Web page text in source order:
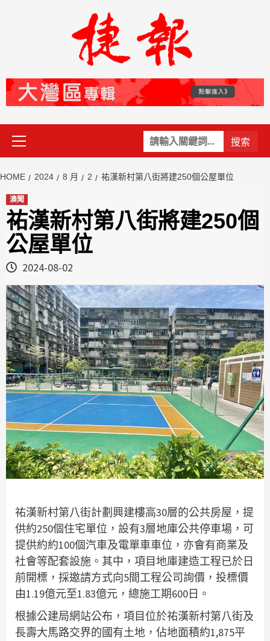
關
鍵
Primary
Menu
HOME 2024 8 月 2 祐漢新村第八街將建250個公屋單位
澳聞
祐漢新村第八街將建250個
公屋單位
2024-08-02
祐漢新村第八街計劃興建樓高30層的公共房屋，提
供約250個住宅單位，設有3層地庫公共停車場，可
提供約約100個汽車及電單車車位，亦會有商業及
社會等配套設施。其中，項目地庫建造工程已於日
前開標，採邀請方式向5間工程公司詢價，投標價
由1.19億元至1.83億元，總施工期600日。
根據公建局網站公布，項目位於祐漢新村第八街及
長壽大馬路交界的國有土地，佔地面積約1,875平